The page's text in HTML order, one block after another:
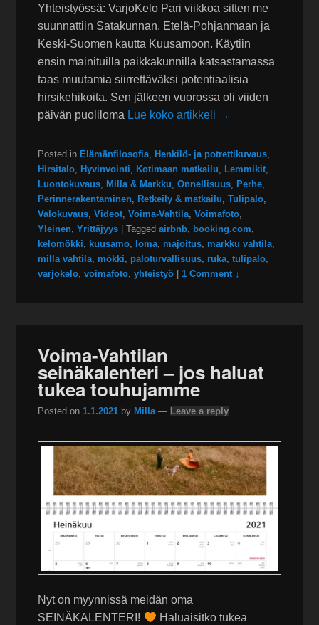
Yhteistyössä: VarjoKelo Pari viikkoa sitten me
suunnattiin Satakunnan, Etelä-Pohjanmaan ja
Keski-Suomen kautta Kuusamoon. Käytiin
ensin mainituilla paikkakunnilla katsastamassa
taas muutamia siirrettäväksi potentiaalisia
hirsikehikoita. Sen jälkeen vuorossa oli viiden
päivän puoliloma Lue koko artikkeli →
Posted in Elämänfilosofia, Henkilö- ja potrettikuvaus,
Hirsitalo, Hyvinvointi, Kotimaan matkailu, Lemmikit,
Luontokuvaus, Milla & Markku,Onnellisuus, Perhe,
Perinnerakentaminen, Retkeily & matkailu,Tulipalo,
Valokuvaus,Videot,Voima-Vahtila,Voimafoto,
Yleinen,Yrittäjyys |Tagged airbnb, booking.com,
kelomökki, kuusamo, loma, majoitus, markku vahtila,
milla vahtila, mökki, paloturvallisuus, ruka,tulipalo,
varjokelo,voimafoto,yhteistyö |1 Comment ↓
Voima-Vahtilan
seinäkalenteri – jos haluat
tukea touhujamme
Posted on 1.1.2021 by Milla — Leave a reply
Nyt on myynnissä meidän oma
SEINÄKALENTERI!
Haluaisitko tukea